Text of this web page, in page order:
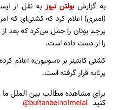
به گزارشبولتن نیوز به نقل از
(امبری) اعلام کرد که کشتی‌ای که
پرچم یونان را حمل می‌کرد که بعد
را از دست داده است.
کشتی کانتینر بر «سونیون» اعلام
پرتابه قرار گرفته است.
برای مشاهده مطالب بین الملل ما
کنید bultanbeinolmelal@